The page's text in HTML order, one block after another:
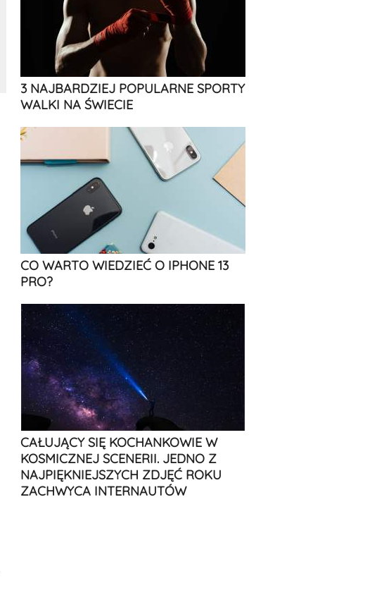
3 NAJBARDZIEJ POPULARNE SPORTY
WALKI NA ŚWIECIE
CO WARTO WIEDZIEĆ O IPHONE 13
PRO?
CAŁUJĄCY SIĘ KOCHANKOWIE W
KOSMICZNEJ SCENERII. JEDNO Z
NAJPIĘKNIEJSZYCH ZDJĘĆ ROKU
ZACHWYCA INTERNAUTÓW